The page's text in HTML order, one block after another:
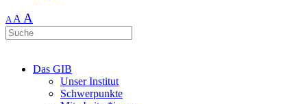
AA A
Das GIB
Unser Institut
Schwerpunkte